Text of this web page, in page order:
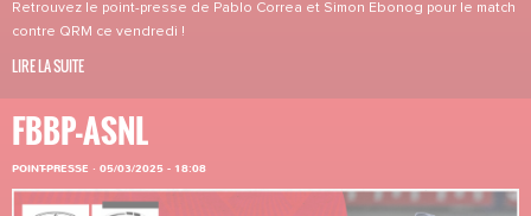
Retrouvez le point-presse de Pablo Correa et Simon Ebonog pour le match
contre QRM ce vendredi !
LIRE LA SUITE
FBBP-ASNL
POINT-PRESSE · 05/03/2025 - 18:08